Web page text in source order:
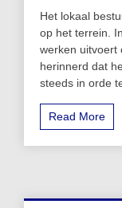
Het lokaal
op het terrein.
werken uitvoert
herinnerd dat
steeds in orde te
Read More